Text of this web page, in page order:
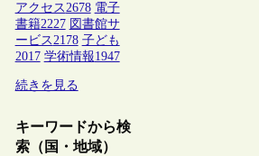
アクセス2678 電子
書籍2227 図書館サ
ービス2178 子ども
2017 学術情報1947
続きを見る
キーワードから検
索（国・地域）